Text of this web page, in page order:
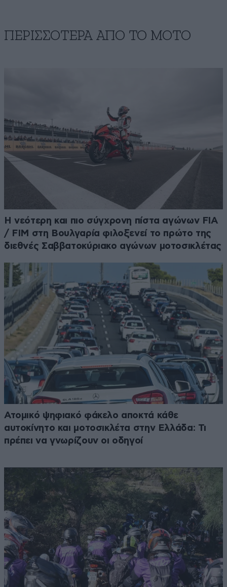
ΠΕΡΙΣΣΟΤΕΡΑ ΑΠΟ ΤΟ ΜΟΤΟ
Η νεότερη και πιο σύγχρονη πίστα αγώνων FIA
/ FIM στη Βουλγαρία φιλοξενεί το πρώτο της
διεθνές Σαββατοκύριακο αγώνων μοτοσικλέτας
Ατομικό ψηφιακό φάκελο αποκτά κάθε
αυτοκίνητο και μοτοσικλέτα στην Ελλάδα: Τι
πρέπει να γνωρίζουν οι οδηγοί